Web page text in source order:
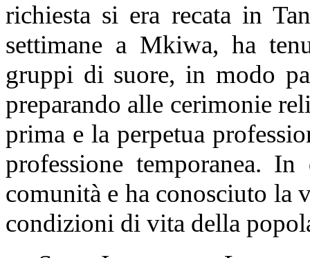
richiesta si era recata in
settimane a Mkiwa, ha
gruppi di suore, in modo
preparando alle cerimonie
prima e la perpetua
professione temporanea.
comunità e ha conosciuto la
condizioni di vita della